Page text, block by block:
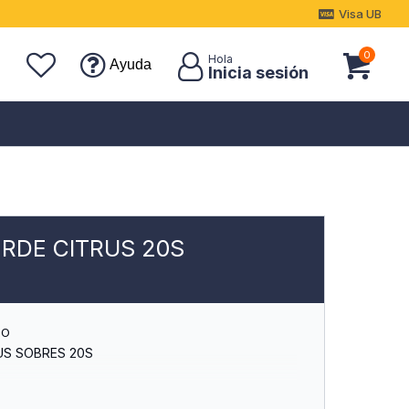
Ayuda
0
Visa UB
CITRUS 20S
SOBRES 20S